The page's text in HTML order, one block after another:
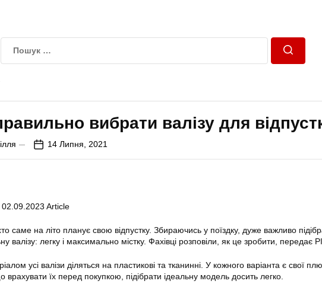
вибрати валізу для
14 Липня, 2021
02.09.2023 Article
саме на літо планує свою відпустку. Збираючись у поїздку, дуже важливо
валізу: легку і максимально містку. Фахівці розповіли, як це зробити, передає
усі валізи діляться на пластикові та тканинні. У кожного варіанта є свої
врахувати їх перед покупкою, підібрати ідеальну модель досить легко.